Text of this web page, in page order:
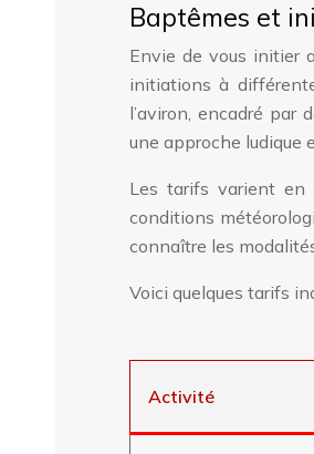
Baptêmes et
Envie de vous initier
initiations à
l’aviron, encadré
une approche ludique
Les tarifs varient en
conditions
connaître les
Voici quelques tarifs
Activité